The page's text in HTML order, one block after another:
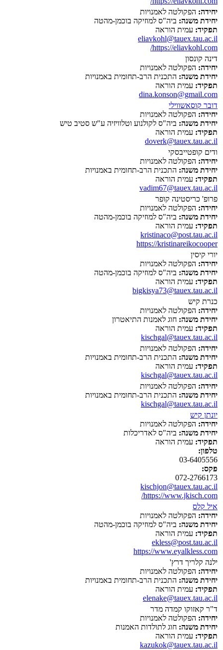
יחידה: הפקולטה לאמנויות
יחידת משנה: ביה"ס למוזיקה בוכמן-מהטה
תפקיד: עמית הוראה
eliavkohl@tauex.tau.ac.il
https://eliavkohl.com/
דינה קונסון
יחידה: הפקולטה לאמנויות
יחידת משנה: התכנית הרב-תחומית באמנויות
תפקיד: עמית הוראה
dina.konson@gmail.com
דובר קוסאשווילי
יחידה: הפקולטה לאמנויות
יחידת משנה: ביה"ס לקולנוע וטלוויזיה ע"ש סטיב טיש
תפקיד: עמית הוראה
doverk@tauex.tau.ac.il
ודים קופטייבסקי
יחידה: הפקולטה לאמנויות
יחידת משנה: התכנית הרב-תחומית באמנויות
תפקיד: עמית הוראה
vadim67@tauex.tau.ac.il
פרופ' כריסטינה קופר
יחידה: הפקולטה לאמנויות
יחידת משנה: ביה"ס למוזיקה בוכמן-מהטה
תפקיד: עמית הוראה
kristinaco@post.tau.ac.il
https://kristinareikocooper
יורי קיסין
יחידה: הפקולטה לאמנויות
יחידת משנה: ביה"ס למוזיקה בוכמן-מהטה
תפקיד: עמית הוראה
bigkisya73@tauex.tau.ac.il
כנרת קיש
יחידה: הפקולטה לאמנויות
יחידת משנה: חוג לאמנות התיאטרון
תפקיד: עמית הוראה
kischgal@tauex.tau.ac.il
יחידה: הפקולטה לאמנויות
יחידת משנה: התכנית הרב-תחומית באמנויות
תפקיד: עמית הוראה
kischgal@tauex.tau.ac.il
יחידה: הפקולטה לאמנויות
יחידת משנה: התכנית הרב-תחומית באמנויות
kischgal@tauex.tau.ac.il
יונתן קיש
יחידה: הפקולטה לאמנויות
יחידת משנה: ביה"ס לאדריכלות
תפקיד: עמית הוראה
טלפון:
03-6405556
פקס:
072-2766173
kischjon@tauex.tau.ac.il
https://www.jkisch.com/
איל קלס
יחידה: הפקולטה לאמנויות
יחידת משנה: ביה"ס למוזיקה בוכמן-מהטה
תפקיד: עמית הוראה
ekless@post.tau.ac.il
https://www.eyalkless.com
ילנה קלריך דרץ'
יחידה: הפקולטה לאמנויות
יחידת משנה: התכנית הרב-תחומית באמנויות
תפקיד: עמית הוראה
elenake@tauex.tau.ac.il
ד"ר קאזוקו קמדה מדר
יחידה: הפקולטה לאמנויות
יחידת משנה: חוג לתולדות האמנות
תפקיד: עמית הוראה
kazukok@tauex.tau.ac.il